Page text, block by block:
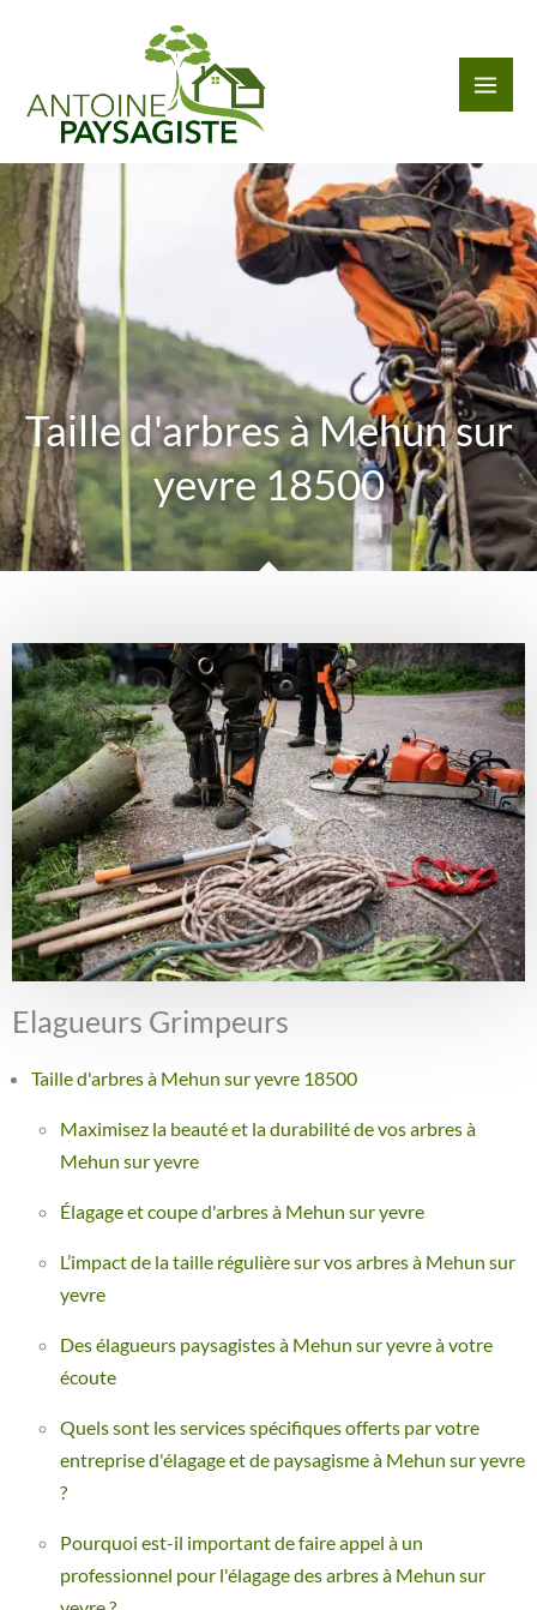
Taille d'arbres à Mehun sur
yevre 18500
Elagueurs Grimpeurs
Taille d'arbres à Mehun sur yevre 18500
Maximisez la beauté et la durabilité de vos arbres à
Mehun sur yevre
Élagage et coupe d'arbres à Mehun sur yevre
L’impact de la taille régulière sur vos arbres à Mehun sur
yevre
Des élagueurs paysagistes à Mehun sur yevre à votre
écoute
Quels sont les services spécifiques offerts par votre
entreprise d'élagage et de paysagisme à Mehun sur yevre
?
Pourquoi est-il important de faire appel à un
professionnel pour l'élagage des arbres à Mehun sur